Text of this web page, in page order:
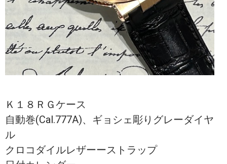
Ｋ１８ＲＧケース
自動巻(Cal.777A)、ギョシェ彫りグレーダイヤ
ル
クロコダイルレザーーストラップ